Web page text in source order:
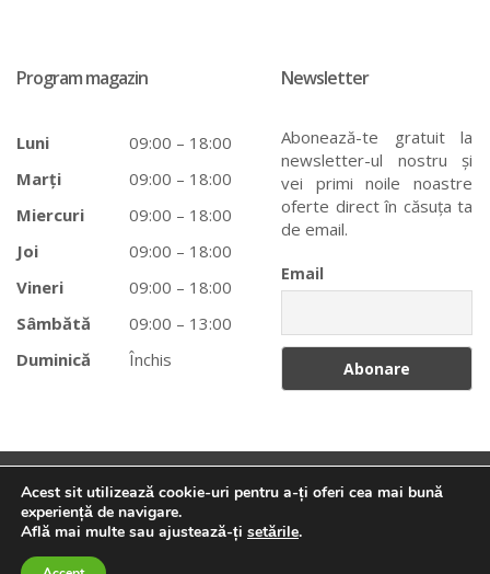
Program magazin
Luni
09:00 – 18:00
Marți
09:00 – 18:00
Miercuri
09:00 – 18:00
Joi
09:00 – 18:00
Vineri
09:00 – 18:00
Sâmbătă
09:00 – 13:00
Duminică
Închis
Newsletter
Abonează-te gratuit la
newsletter-ul nostru și
vei primi noile noastre
oferte direct în căsuța ta
de email.
Email
Tehnico-Medicale Braşov© 2025 creat deTaifun. Toate
Acest sit utilizează cookie-uri pentru a-ți oferi cea mai bună
experiență de navigare.
Află mai multe sau ajustează-ți setările.